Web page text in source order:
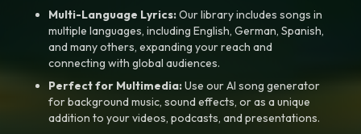
Multi-Language Lyrics:Our library includes songs in
multiple languages, including English, German, Spanish,
and many others, expanding your reach and
connecting with global audiences.
Perfect for Multimedia:Use our AI song generator
for background music, sound effects, or as a unique
addition to your videos, podcasts, and presentations.